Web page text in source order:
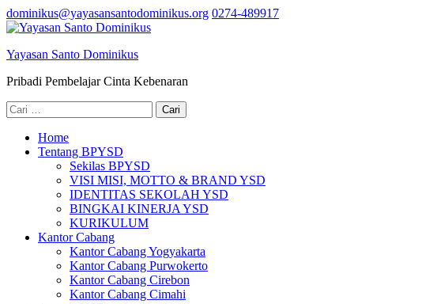
Lompat
ke
(Tekan
dominikus@yayasansantodominikus.org 0274-489917
Yayasan Santo Dominikus
Pribadi Pembelajar Cinta Kebenaran
Cari
untuk:
Home
Tentang BPYSD
Sekilas BPYSD
VISI MISI, MOTTO & BRAND YSD
IDENTITAS SEKOLAH YSD
BINGKAI KINERJA YSD
KURIKULUM
Kantor Cabang
Kantor Cabang Yogyakarta
Kantor Cabang Purwokerto
Kantor Cabang Cirebon
Kantor Cabang Cimahi